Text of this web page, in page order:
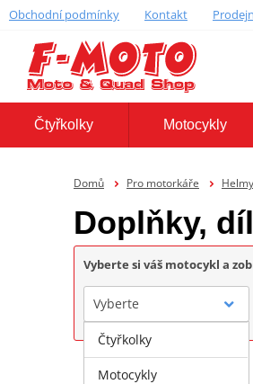
Obchodní podmínky Kontakt
Čtyřkolky Motocykly
Domů Pro motorkáře Helmy
Doplňky,
Vyberte si váš motocykl a
Vyberte
Čtyřkolky
Motocykly